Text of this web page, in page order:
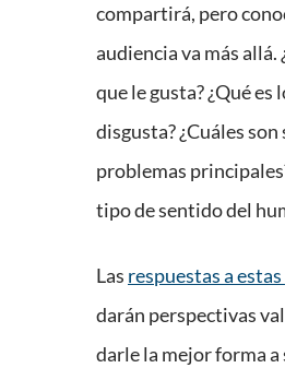
compartirá, pero
audiencia va más allá.
que le gusta? ¿Qué es
disgusta? ¿Cuáles son
problemas
tipo de sentido del
Las respuestas a
darán perspectivas
darle la mejor forma a